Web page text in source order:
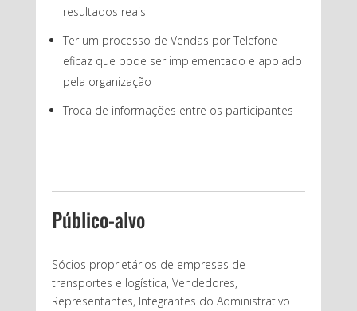
resultados reais
Ter um processo de Vendas por Telefone
eficaz que pode ser implementado e apoiado
pela organização
Troca de informações entre os participantes
Público-alvo
Sócios proprietários de empresas de
transportes e logística, Vendedores,
Representantes, Integrantes do Administrativo